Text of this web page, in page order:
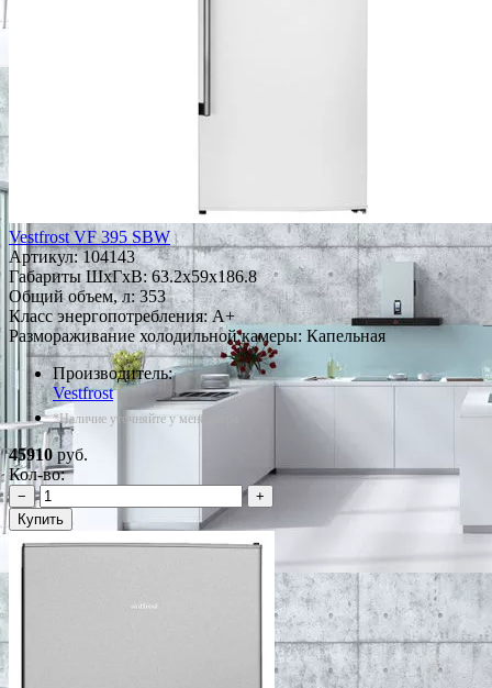
Vestfrost VF 395 SBW
Артикул:104143
Габариты ШxГxВ: 63.2x59x186.8
Общий объем, л: 353
Класс энергопотребления: A+
Размораживание холодильной камеры: Капельная
Производитель:
Vestfrost
*Наличие уточняйте у менеджера
45910руб.
Кол-во:
−
+
Купить